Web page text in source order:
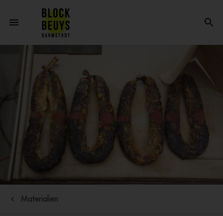
Materialien